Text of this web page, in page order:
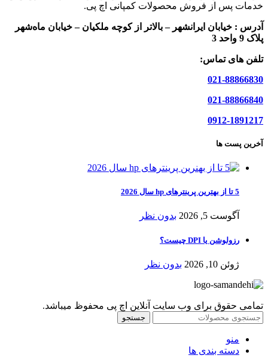
خدمات پس از فروش محصولات کمپانی اچ پی.
آدرس : خیابان ایرانشهر – بالاتر از کوچه ملکیان – خیابان ماه‌شهر
پلاک 9 واحد 3
تلفن های تماس:
021-88866830
021-88866840
0912-1891217
آخرین پست ها
5 تا از بهترین پرینترهای hp سال 2026
آگوست 5, 2026 بدون نظر
رزولوشن یا DPI چیست؟
ژوئن 10, 2026 بدون نظر
تمامی حقوق برای وب سایت آنلاین اچ پی محفوظ میباشد.
جستجو
منو
دسته بندی ها